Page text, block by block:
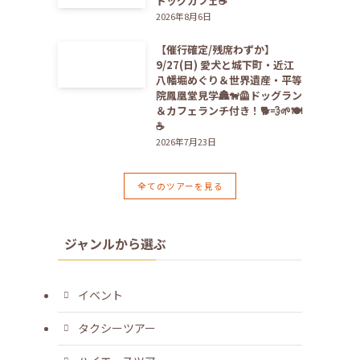
2026年8月6日
【催行確定/残席わずか】
9/27(日) 愛犬と城下町・近江
八幡堀めぐり＆世界遺産・平等
院鳳凰堂見学🏯🐕‍🦺ドッグラン
＆カフェランチ付き！🐕💨🌱🍽️
☕️
2026年7月23日
全てのツアーを見る
ジャンルから選ぶ
イベント
タクシーツアー